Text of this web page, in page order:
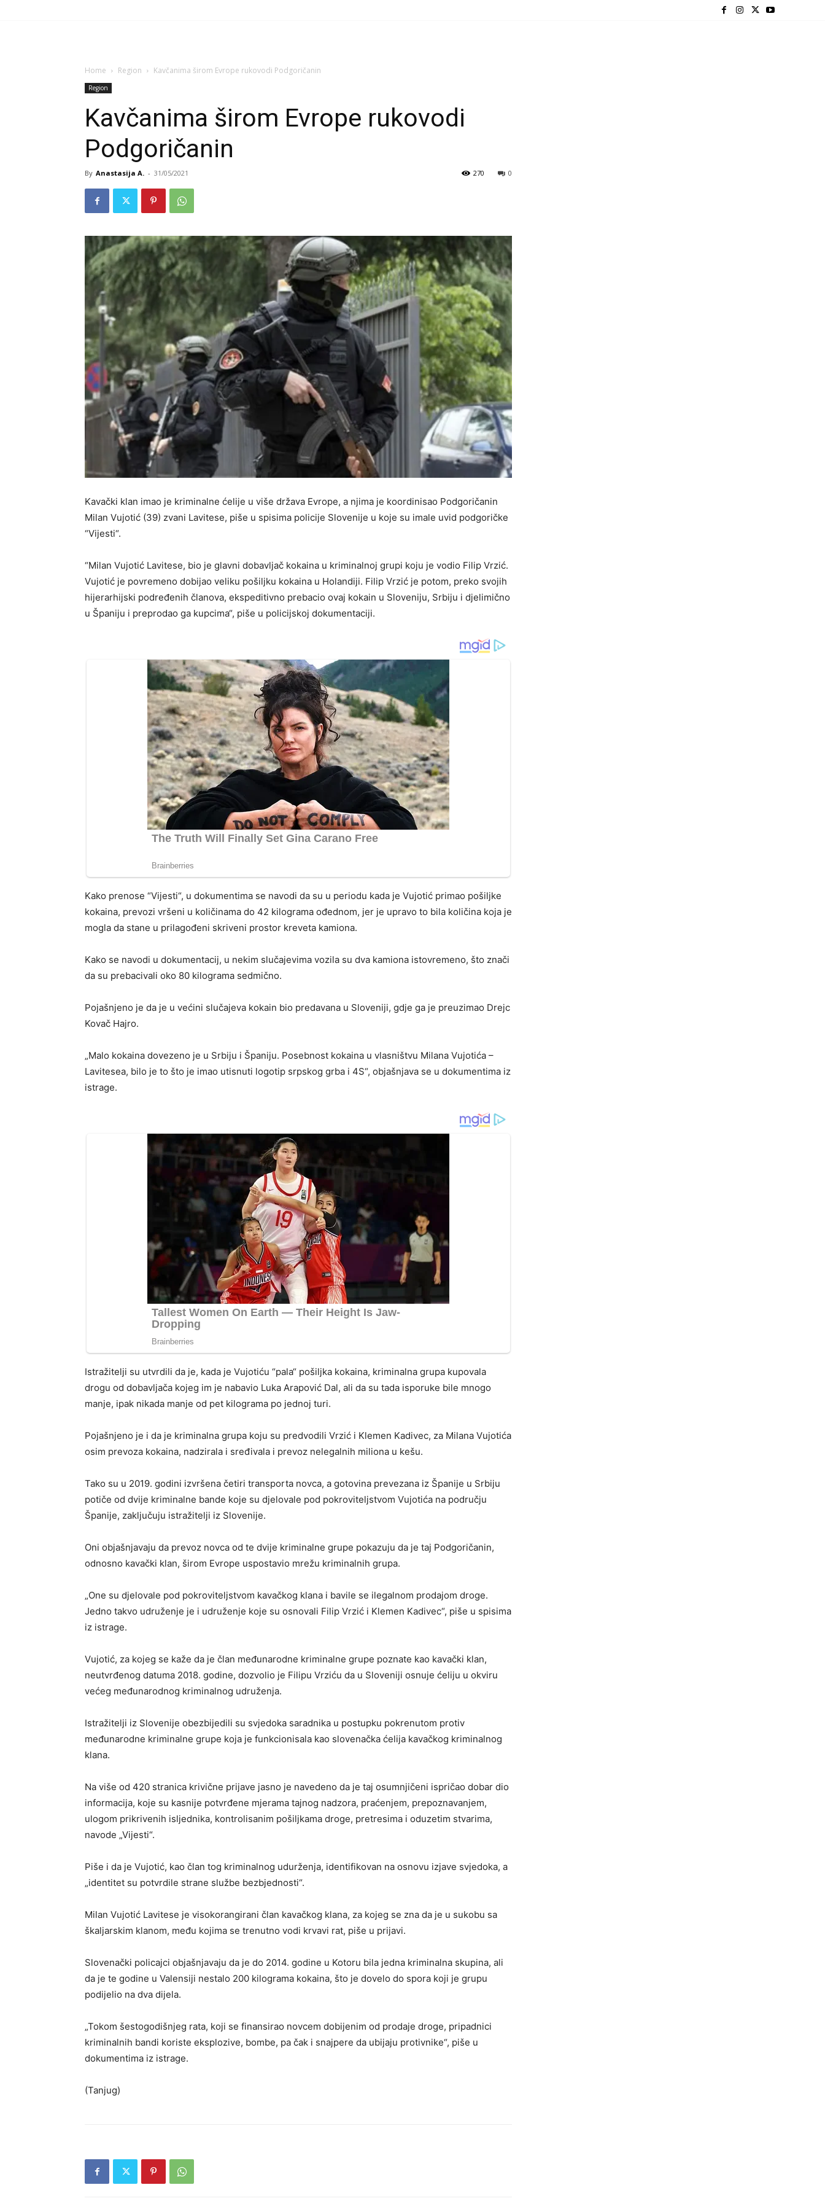
Home Region Kavčanima širom Evrope rukovodi Podgoričanin
Region
Kavčanima širom Evrope rukovodi
Podgoričanin
By Anastasija A. - 31/05/2021 0
270
Kavački klan imao je kriminalne ćelije u više država Evrope, a njima je koordinisao Podgoričanin
Milan Vujotić (39) zvani Lavitese, piše u spisima policije Slovenije u koje su imale uvid podgoričke
“Vijesti“.
“Milan Vujotić Lavitese, bio je glavni dobavljač kokaina u kriminalnoj grupi koju je vodio Filip Vrzić.
Vujotić je povremeno dobijao veliku pošiljku kokaina u Holandiji. Filip Vrzić je potom, preko svojih
hijerarhijski podređenih članova, ekspeditivno prebacio ovaj kokain u Sloveniju, Srbiju i djelimično
u Španiju i preprodao ga kupcima“, piše u policijskoj dokumentaciji.
Kako prenose “Vijesti“, u dokumentima se navodi da su u periodu kada je Vujotić primao pošiljke
kokaina, prevozi vršeni u količinama do 42 kilograma ođednom, jer je upravo to bila količina koja je
mogla da stane u prilagođeni skriveni prostor kreveta kamiona.
Kako se navodi u dokumentacij, u nekim slučajevima vozila su dva kamiona istovremeno, što znači
da su prebacivali oko 80 kilograma sedmično.
Pojašnjeno je da je u većini slučajeva kokain bio predavana u Sloveniji, gdje ga je preuzimao Drejc
Kovač Hajro.
„Malo kokaina dovezeno je u Srbiju i Španiju. Posebnost kokaina u vlasništvu Milana Vujotića –
Lavitesea, bilo je to što je imao utisnuti logotip srpskog grba i 4S“, objašnjava se u dokumentima iz
istrage.
Istražitelji su utvrdili da je, kada je Vujotiću “pala“ pošiljka kokaina, kriminalna grupa kupovala
drogu od dobavljača kojeg im je nabavio Luka Arapović Dal, ali da su tada isporuke bile mnogo
manje, ipak nikada manje od pet kilograma po jednoj turi.
Pojašnjeno je i da je kriminalna grupa koju su predvodili Vrzić i Klemen Kadivec, za Milana Vujotića
osim prevoza kokaina, nadzirala i sređivala i prevoz nelegalnih miliona u kešu.
Tako su u 2019. godini izvršena četiri transporta novca, a gotovina prevezana iz Španije u Srbiju
potiče od dvije kriminalne bande koje su djelovale pod pokroviteljstvom Vujotića na području
Španije, zaključuju istražitelji iz Slovenije.
Oni objašnjavaju da prevoz novca od te dvije kriminalne grupe pokazuju da je taj Podgoričanin,
odnosno kavački klan, širom Evrope uspostavio mrežu kriminalnih grupa.
„One su djelovale pod pokroviteljstvom kavačkog klana i bavile se ilegalnom prodajom droge.
Jedno takvo udruženje je i udruženje koje su osnovali Filip Vrzić i Klemen Kadivec“, piše u spisima
iz istrage.
Vujotić, za kojeg se kaže da je član međunarodne kriminalne grupe poznate kao kavački klan,
neutvrđenog datuma 2018. godine, dozvolio je Filipu Vrziću da u Sloveniji osnuje ćeliju u okviru
većeg međunarodnog kriminalnog udruženja.
Istražitelji iz Slovenije obezbijedili su svjedoka saradnika u postupku pokrenutom protiv
međunarodne kriminalne grupe koja je funkcionisala kao slovenačka ćelija kavačkog kriminalnog
klana.
Na više od 420 stranica krivične prijave jasno je navedeno da je taj osumnjičeni ispričao dobar dio
informacija, koje su kasnije potvrđene mjerama tajnog nadzora, praćenjem, prepoznavanjem,
ulogom prikrivenih isljednika, kontrolisanim pošiljkama droge, pretresima i oduzetim stvarima,
navode „Vijesti“.
Piše i da je Vujotić, kao član tog kriminalnog udurženja, identifikovan na osnovu izjave svjedoka, a
„identitet su potvrdile strane službe bezbjednosti“.
Milan Vujotić Lavitese je visokorangirani član kavačkog klana, za kojeg se zna da je u sukobu sa
škaljarskim klanom, među kojima se trenutno vodi krvavi rat, piše u prijavi.
Slovenački policajci objašnjavaju da je do 2014. godine u Kotoru bila jedna kriminalna skupina, ali
da je te godine u Valensiji nestalo 200 kilograma kokaina, što je dovelo do spora koji je grupu
podijelio na dva dijela.
„Tokom šestogodišnjeg rata, koji se finansirao novcem dobijenim od prodaje droge, pripadnici
kriminalnih bandi koriste eksplozive, bombe, pa čak i snajpere da ubijaju protivnike“, piše u
dokumentima iz istrage.
(Tanjug)